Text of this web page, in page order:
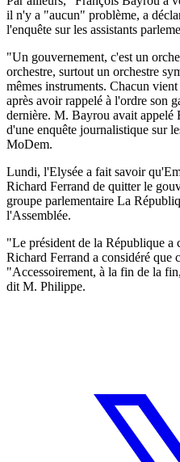
il n'y a "aucun" problème, a
l'enquête sur les assistants
"Un gouvernement, c'est un
orchestre, surtout un orchestre
mêmes instruments. Chacun
après avoir rappelé à l'ordre son
dernière. M. Bayrou avait appelé
d'une enquête journalistique sur
MoDem.
Lundi, l'Elysée a fait savoir
Richard Ferrand de quitter le
groupe parlementaire La
l'Assemblée.
"Le président de la République a
Richard Ferrand a considéré que
"Accessoirement, à la fin de la
dit M. Philippe.